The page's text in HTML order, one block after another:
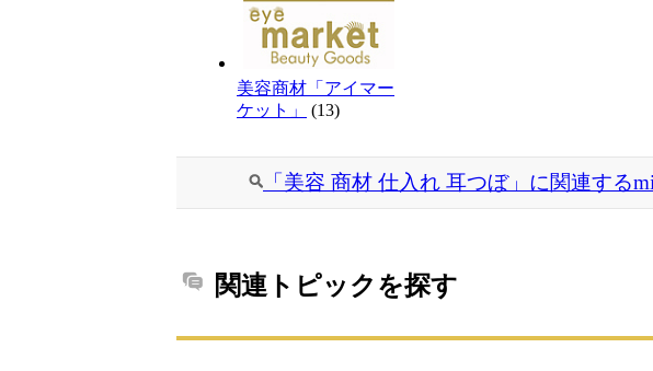
美容商材「アイマー
ケット」
(13)
「美容 商材 仕入れ 耳つぼ」に関連する
関連トピックを探す